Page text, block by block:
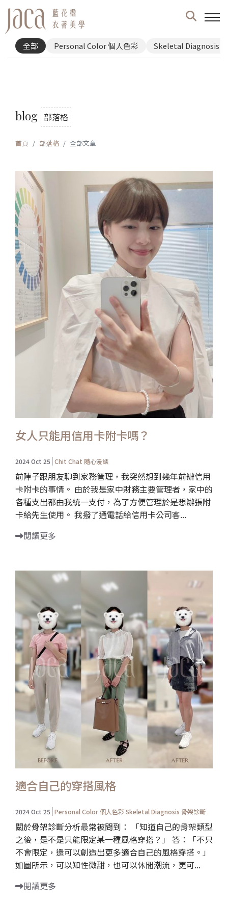
全部 Personal Color 個人色彩 Skeletal Diagnosis
blog 部落格
首頁 部落格 全部文章
女人只能用信用卡附卡嗎？
2024 Oct 25 Chit Chat 隨心漫談
前陣子跟朋友聊到家務管理，我突然想到幾年前辦信用
卡附卡的事情。 由於我是家中財務主要管理者，家中的
各種支出都由我統一支付，為了方便管理於是想辦張附
卡給先生使用。 我撥了通電話給信用卡公司客...
閱讀更多
適合自己的穿搭風格
2024 Oct 25 Personal Color 個人色彩 Skeletal Diagnosis 骨架診斷
關於骨架診斷分析最常被問到： 「知道自己的骨架類型
之後，是不是只能限定某一種風格穿搭？」 答：「不只
不會限定，還可以創造出更多適合自己的風格穿搭。」
如圖所示，可以知性微甜，也可以休閒潮流，更可...
閱讀更多